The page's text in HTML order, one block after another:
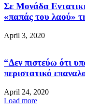
Σε Μονάδα
«παπάς του λαού»
April 3, 2020
“Δεν πιστεύω ότι
περιστατικό
April 24, 2020
Load more